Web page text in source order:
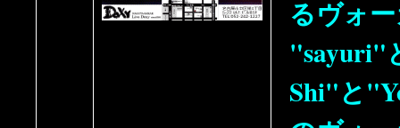
るヴォ
"sayuri"
Shi"と